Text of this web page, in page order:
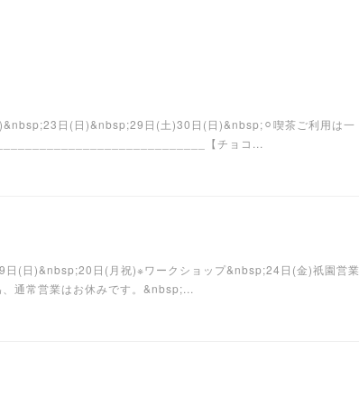
日(日)&nbsp;29日(土)30日(日)&nbsp;⚪︎喫茶ご利用は一
【チョコ...
(日)&nbsp;20日(月祝)※ワークショップ&nbsp;24日(金)祇園営業
通常営業はお休みです。&nbsp;...